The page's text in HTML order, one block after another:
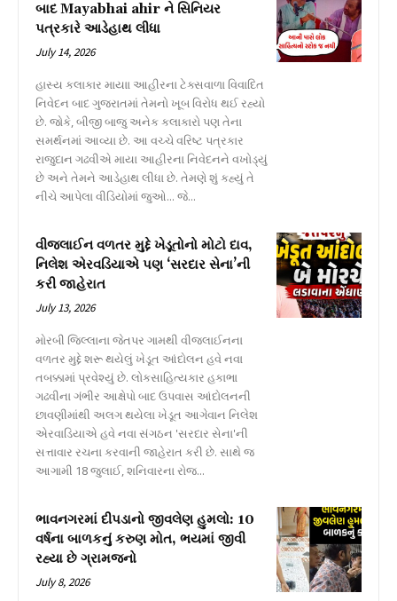
બાદ Mayabhai ahir ને સિનિયર
પત્રકારે આડેહાથ લીધા
July 14, 2026
હાસ્ય કલાકાર માયાા આહીરના ટેક્સવાળા વિવાદિત
નિવેદન બાદ ગુજરાતમાં તેમનો ખૂબ વિરોધ થઈ રહ્યો
છે. જોકે, બીજી બાજુ અનેક કલાકારો પણ તેના
સમર્થનમાં આવ્યા છે. આ વચ્ચે વરિષ્ટ પત્રકાર
રાજુદાન ગઢવીએ માયા આહીરના નિવેદનને વખોડ્યું
છે અને તેમને આડેહાથ લીધા છે. તેમણે શું કહ્યું તે
નીચે આપેલા વીડિયોમાં જુઓ... જે...
વીજલાઈન વળતર મુદ્દે ખેડૂતોનો મોટો દાવ,
નિલેશ એરવડિયાએ પણ ‘સરદાર સેના’ની
કરી જાહેરાત
July 13, 2026
મોરબી જિલ્લાના જેતપર ગામથી વીજલાઈનના
વળતર મુદ્દે શરૂ થયેલું ખેડૂત આંદોલન હવે નવા
તબક્કામાં પ્રવેશ્યું છે. લોકસાહિત્યકાર હકાભા
ગઢવીના ગંભીર આક્ષેપો બાદ ઉપવાસ આંદોલનની
છાવણીમાંથી અલગ થયેલા ખેડૂત આગેવાન નિલેશ
એરવાડિયાએ હવે નવા સંગઠન 'સરદાર સેના'ની
સત્તાવાર રચના કરવાની જાહેરાત કરી છે. સાથે જ
આગામી 18 જુલાઈ, શનિવારના રોજ...
ભાવનગરમાં દીપડાનો જીવલેણ હુમલો: 10
વર્ષના બાળકનું કરુણ મોત, ભયમાં જીવી
રહ્યા છે ગ્રામજનો
July 8, 2026